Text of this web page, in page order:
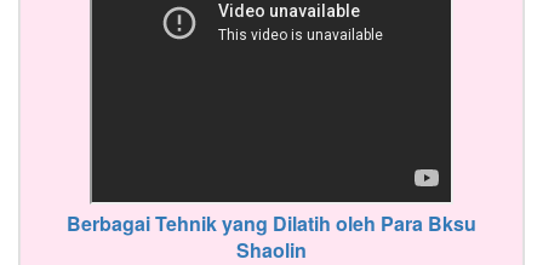
Berbagai Tehnik yang Dilatih oleh Para Bksu
Shaolin